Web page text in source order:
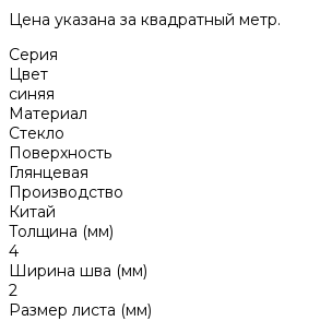
Цена указана за квадратный метр.
Серия
Цвет
синяя
Материал
Стекло
Поверхность
Глянцевая
Производство
Китай
Толщина (мм)
4
Ширина шва (мм)
2
Размер листа (мм)